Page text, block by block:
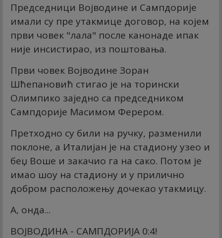
Председници Војводине и Сампдорије
имали су пре утакмице договор, на којем
први човек "лала" после канонаде ипак
није инсистирао, из поштовања.
Први човек Војводине Зоран
Шћепановић стигао је на торински
Олимпико заједно са председником
Сампдорије Масимом Ферером.
Претходно су били на ручку, разменили
поклоне, а Италијан је на стадиону узео и
беџ Воше и закачио га на сако. Потом је
имао шоу на стадиону и у прилично
добром расположењу дочекао утакмицу.
А, онда...
ВОЈВОДИНА - САМПДОРИЈА 0:4!